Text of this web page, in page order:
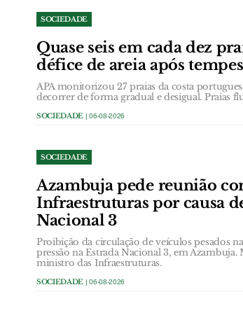
SOCIEDADE
Quase seis em cada dez
défice de areia após
APA monitorizou 27 praias da costa
decorrer de forma gradual e desigual. Praias
SOCIEDADE | 06-08-2026
SOCIEDADE
Azambuja pede reunião
Infraestruturas por causa
Nacional 3
Proibição da circulação de veículos pesados
pressão na Estrada Nacional 3, em
ministro das Infraestruturas.
SOCIEDADE | 06-08-2026